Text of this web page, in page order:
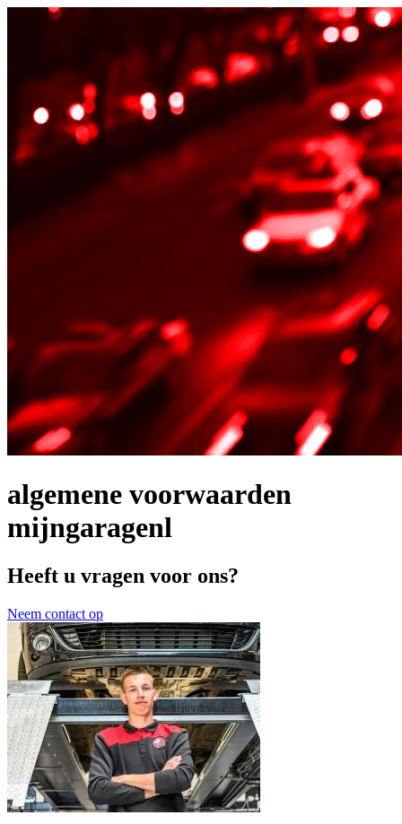
algemene voorwaarden
mijngaragenl
Heeft u vragen voor ons?
Neem contact op